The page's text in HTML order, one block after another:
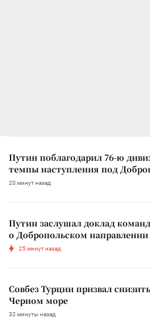
Путин поблагодарил 76-ю
темпы наступления под
20 минут назад
Путин заслушал доклад
о Добропольском направлении
25 минут назад
Совбез Турции призвал
Черном море
32 минуты назад